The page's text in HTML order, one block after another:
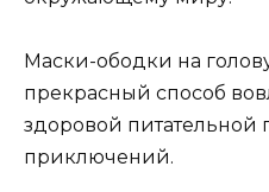
Маски-ободки на
прекрасный способ
здоровой питательной
приключений.